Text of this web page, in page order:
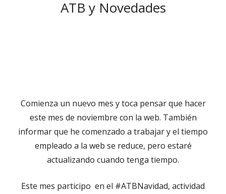
ATB y Novedades
Comienza un nuevo mes y toca pensar que hacer
este mes de noviembre con la web. También
informar que he comenzado a trabajar y el tiempo
empleado a la web se reduce, pero estaré
actualizando cuando tenga tiempo.
Este mes participo en el #ATBNavidad, actividad